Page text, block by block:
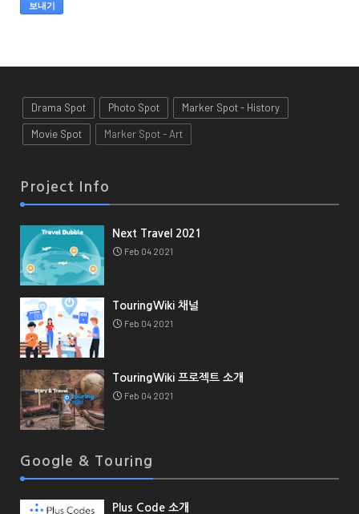
Drama Spot Photo Spot Marker Spot - History
Movie Spot Marker Spot - Art
Project Info
Next Travel 2021
Feb 04 2021
TouringWiki 채널
Feb 04 2021
TouringWiki 프로젝트 소개
Feb 04 2021
Google & Touring
Plus Code 소개